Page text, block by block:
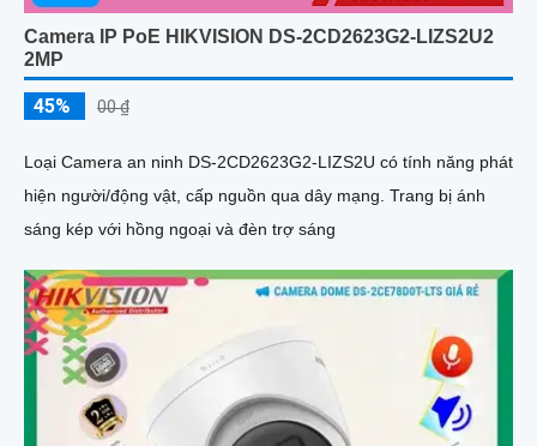
Camera IP PoE HIKVISION DS-2CD2623G2-LIZS2U2
2MP
45% 00 ₫
Loại Camera an ninh DS-2CD2623G2-LIZS2U có tính năng phát
hiện người/động vật, cấp nguồn qua dây mạng. Trang bị ánh
sáng kép với hồng ngoại và đèn trợ sáng